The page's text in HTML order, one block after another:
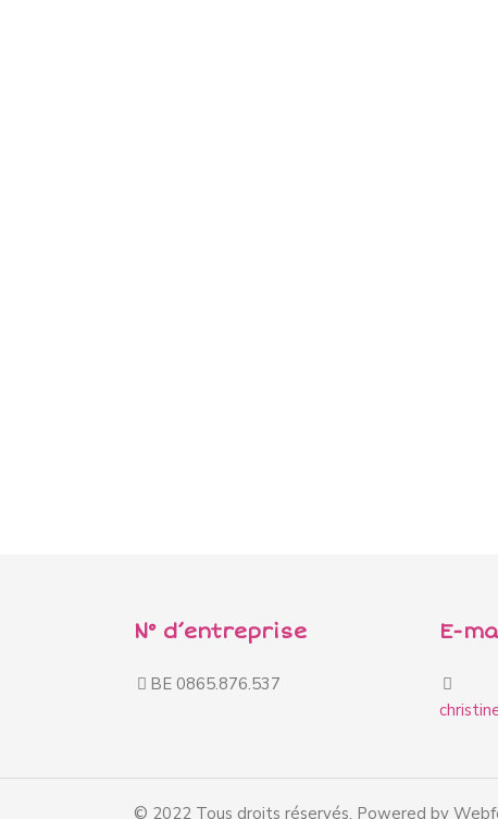
N° d’entreprise
BE 0865.876.537
E-
© 2022 Tous droits réservés. Powered by